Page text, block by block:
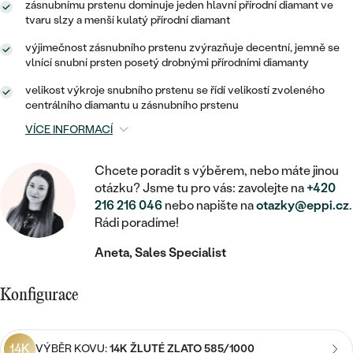
RUČNĚ RYTÉ
S VÝPLNÍ
SVATEBNÍ SETY
DLE CENY
CENOVĚ DOSTUPNÉ
LUXUSNÍ
ZAČÍT S LAB-GROWN DIAMANTEM
ZAČÍT S BAREVNÝM DIAMANTEM
DLE DRAHOKAMU
LAB-GROWN DIAMANT
MOISSANIT
BAREVNÝ DIAMANT
ČERNÝ DIAMANT
SALT AND PEPPER DIAMANT
DĚTSKÉ ŠPERKY
BROŽE
DOPLŇKY
ZLATO
STŘÍBRO
S DIAMANTY
DĚTSKÉ
PIERCING
DLE KAMENE
S DIAMANTY
S DRAHOKAMY
S PERLAMI
CENOVĚ DOSTUPNÉ
LUXUSNÍ
MEDAILONKY
ŘETÍZKY
VE TVARU SRDCE
SE ZVÍŘATY
DLE DRAHOKAMU
S DIAMANTY
S DRAHOKAMY
S PERLAMI
DLE CENY
STATEMENT
PERSONALIZOVANÉ
DLE DRAHOKAMU
S DIAMANTY
S DRAHOKAMY
zásnubnímu prstenu dominuje jeden hlavní přírodní diamant ve
tvaru slzy a menší kulatý přírodní diamant
výjimečnost zásnubního prstenu zvýrazňuje decentní, jemně se
vlnící snubní prsten posetý drobnými přírodními diamanty
velikost výkroje snubního prstenu se řídí velikostí zvoleného
centrálního diamantu u zásnubního prstenu
VÍCE INFORMACÍ
Chcete poradit s výběrem, nebo máte jinou
otázku? Jsme tu pro vás: zavolejte na+420
216 216 046 nebo napište naotazky@eppi.cz.
Rádi poradíme!
Aneta, Sales Specialist
Konfigurace
14K VÝBĚR KOVU:14K ŽLUTÉ ZLATO 585/1000